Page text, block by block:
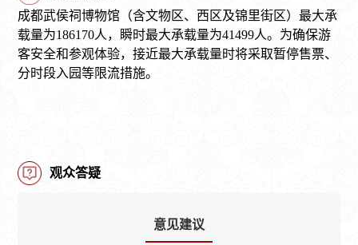
成都武侯祠博物馆（含文物区、西区及锦里街区）最大承
载量为186170人，瞬时最大承载量为41499人。为确保游
客安全和参观体验，接近最大承载量时将采取暂停售票、
分时段入园等限流措施。
观众答疑
意见建议